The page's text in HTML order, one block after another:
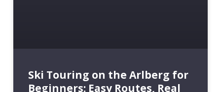
Ski Touring on the Arlberg for
Beginners: Easy Routes, Real